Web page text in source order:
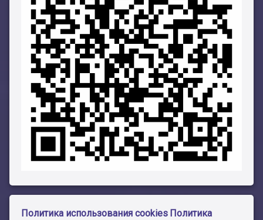
Политика использования cookies Политика